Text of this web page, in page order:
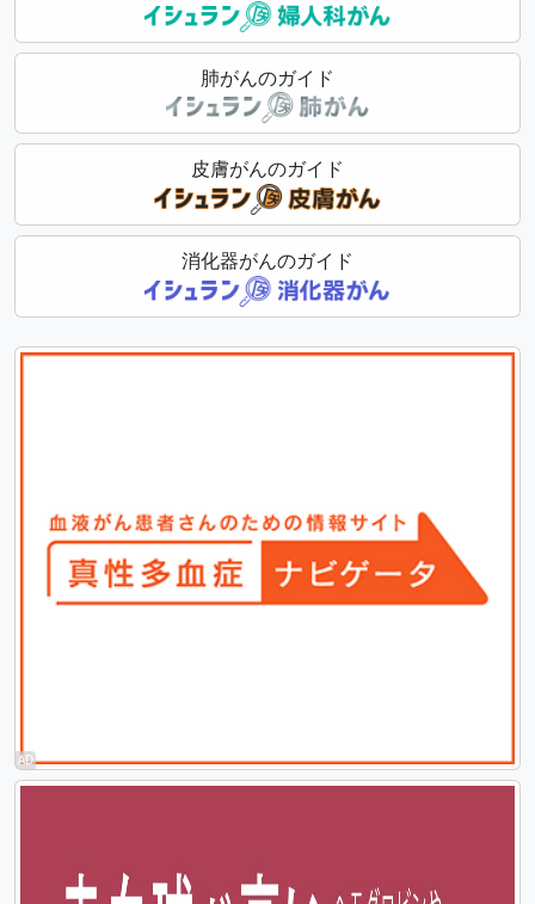
肺がんのガイド
皮膚がんのガイド
消化器がんのガイド